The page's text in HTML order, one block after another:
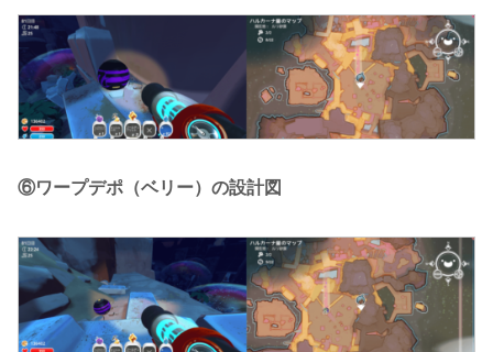
⑥ワープデポ（ベリー）の設計図